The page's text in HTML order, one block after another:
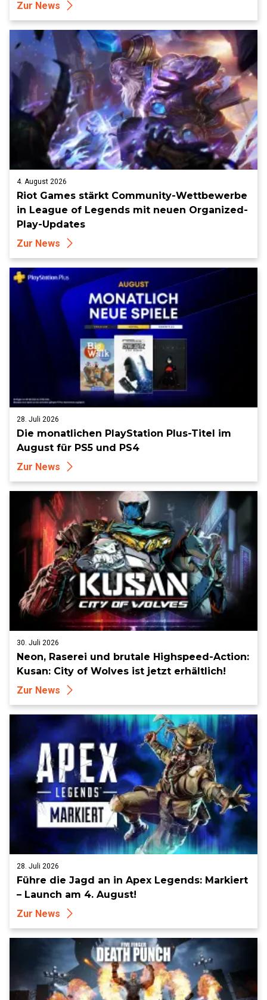
Zur News
4. August 2026
Riot Games stärkt Community-Wettbewerbe
in League of Legends mit neuen Organized-
Play-Updates
Zur News
28. Juli 2026
Die monatlichen PlayStation Plus-Titel im
August für PS5 und PS4
Zur News
30. Juli 2026
Neon, Raserei und brutale Highspeed-Action:
Kusan: City of Wolves ist jetzt erhältlich!
Zur News
28. Juli 2026
Führe die Jagd an in Apex Legends: Markiert
– Launch am 4. August!
Zur News